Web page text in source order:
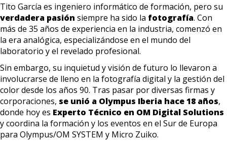
Tito García es ingeniero informático de formación, pero su
verdadera pasión siempre ha sido la fotografía. Con
más de 35 años de experiencia en la industria, comenzó en
la era analógica, especializándose en el mundo del
laboratorio y el revelado profesional.
Sin embargo, su inquietud y visión de futuro lo llevaron a
involucrarse de lleno en la fotografía digital y la gestión del
color desde los años 90. Tras pasar por diversas firmas y
corporaciones, se unió a Olympus Iberia hace 18 años,
donde hoy es Experto Técnico en OM Digital Solutions
y coordina la formación y los eventos en el Sur de Europa
para Olympus/OM SYSTEM y Micro Zuiko.